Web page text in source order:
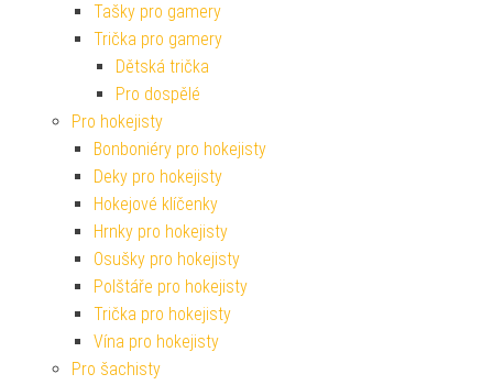
Tašky pro gamery
Trička pro gamery
Dětská trička
Pro dospělé
Pro hokejisty
Bonboniéry pro hokejisty
Deky pro hokejisty
Hokejové klíčenky
Hrnky pro hokejisty
Osušky pro hokejisty
Polštáře pro hokejisty
Trička pro hokejisty
Vína pro hokejisty
Pro šachisty